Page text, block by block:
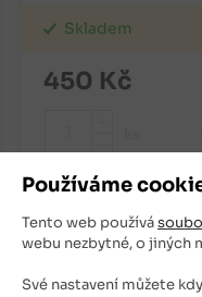
Používáme
Tento web používá
webu nezbytné, o jiných
Své nastavení můžete
Skladem
450 Kč
-